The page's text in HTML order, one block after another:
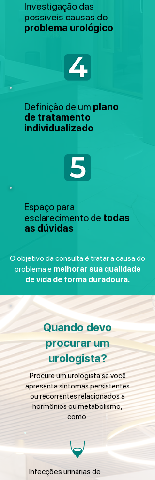
Investigação das
possíveis causas do
problema urológico
Definição de um plano
de tratamento
individualizado
Espaço para
esclarecimento de todas
as dúvidas
O objetivo da consulta é tratar a causa do
problema e melhorar sua qualidade
de vida de forma duradoura.
Quando devo
procurar um
urologista?
Procure um urologista se você
apresenta sintomas persistentes
ou recorrentes relacionados a
hormônios ou metabolismo,
como:
Infecções urinárias de